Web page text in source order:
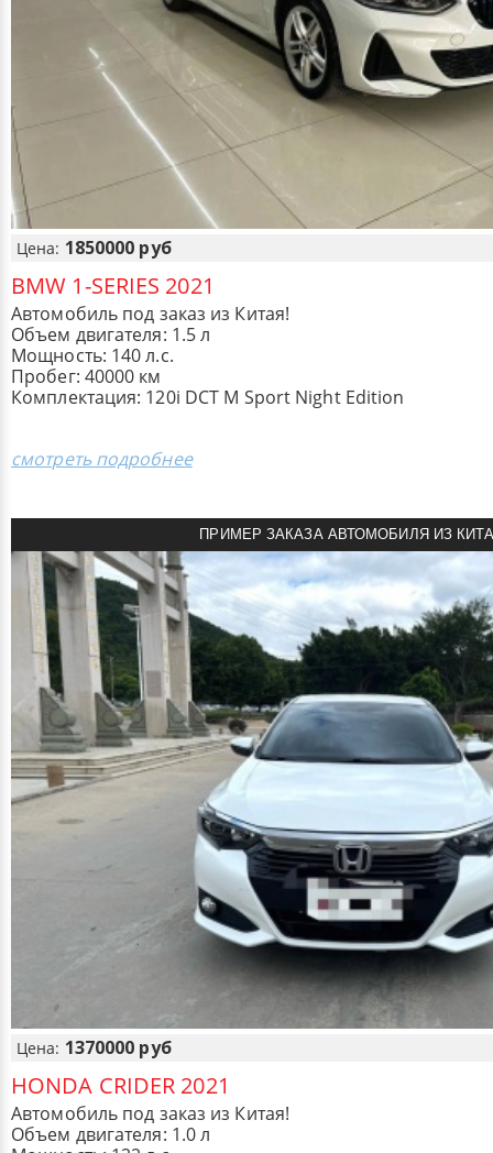
Цена: 1850000 руб
BMW 1-SERIES 2021
Автомобиль под заказ из Китая!
Объем двигателя: 1.5 л
Мощность: 140 л.с.
Пробег: 40000 км
Комплектация: 120i DCT M Sport Night Edition
смотреть подробнее
ПРИМЕР ЗАКАЗА АВТОМОБИЛЯ ИЗ
Цена: 1370000 руб
HONDA CRIDER 2021
Автомобиль под заказ из Китая!
Объем двигателя: 1.0 л